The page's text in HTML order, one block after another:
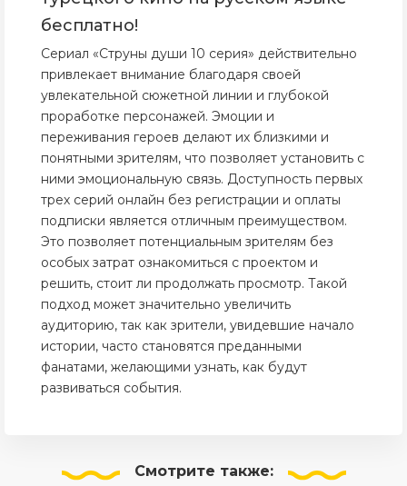
бесплатно!
Сериал «Струны души 10 серия» действительно
привлекает внимание благодаря своей
увлекательной сюжетной линии и глубокой
проработке персонажей. Эмоции и
переживания героев делают их близкими и
понятными зрителям, что позволяет установить с
ними эмоциональную связь. Доступность первых
трех серий онлайн без регистрации и оплаты
подписки является отличным преимуществом.
Это позволяет потенциальным зрителям без
особых затрат ознакомиться с проектом и
решить, стоит ли продолжать просмотр. Такой
подход может значительно увеличить
аудиторию, так как зрители, увидевшие начало
истории, часто становятся преданными
фанатами, желающими узнать, как будут
развиваться события.
Смотрите также: